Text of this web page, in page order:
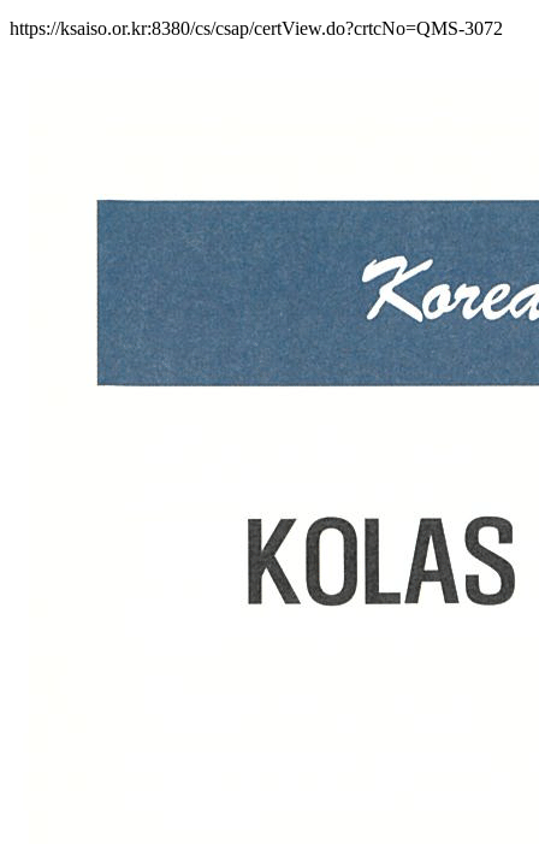
https://ksaiso.or.kr:8380/cs/csap/certView.do?crtcNo=QMS-3072